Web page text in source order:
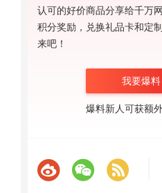
认可的好价商品分享给千万
积分奖励，兑换礼品卡和定
来吧！
我要爆料
爆料新人可获额